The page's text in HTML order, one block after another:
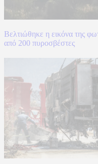
Βελτιώθηκε η εικόνα της
από 200 πυροσβέστες